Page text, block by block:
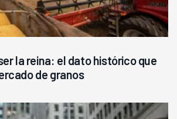
la reina: el dato histórico que
de granos